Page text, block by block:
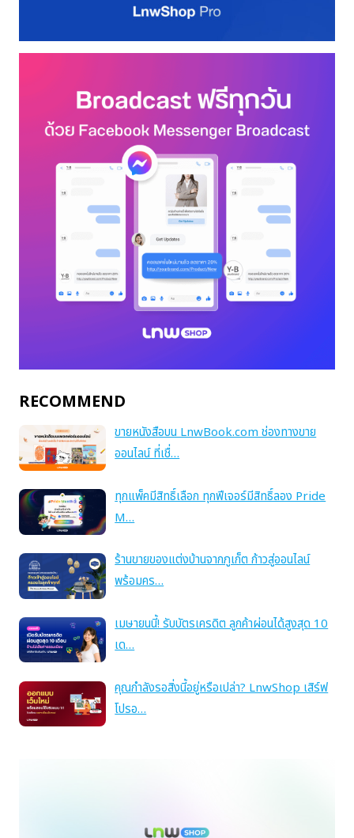
RECOMMEND
ขายหนังสือบน LnwBook.com ช่องทางขาย
ออนไลน์ ที่เชื่…
ทุกแพ็คมีสิทธิ์เลือก ทุกฟีเจอร์มีสิทธิ์ลอง Pride
M…
ร้านขายของแต่งบ้านจากภูเก็ต ก้าวสู่ออนไลน์
พร้อมคร…
เมษายนนี้! รับบัตรเครดิต ลูกค้าผ่อนได้สูงสุด 10
เด…
คุณกำลังรอสิ่งนี้อยู่หรือเปล่า? LnwShop เสิร์ฟ
โปรอ…